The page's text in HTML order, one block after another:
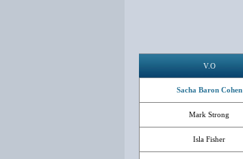
V.O
Sacha Baron Cohen
Mark Strong
Isla Fisher